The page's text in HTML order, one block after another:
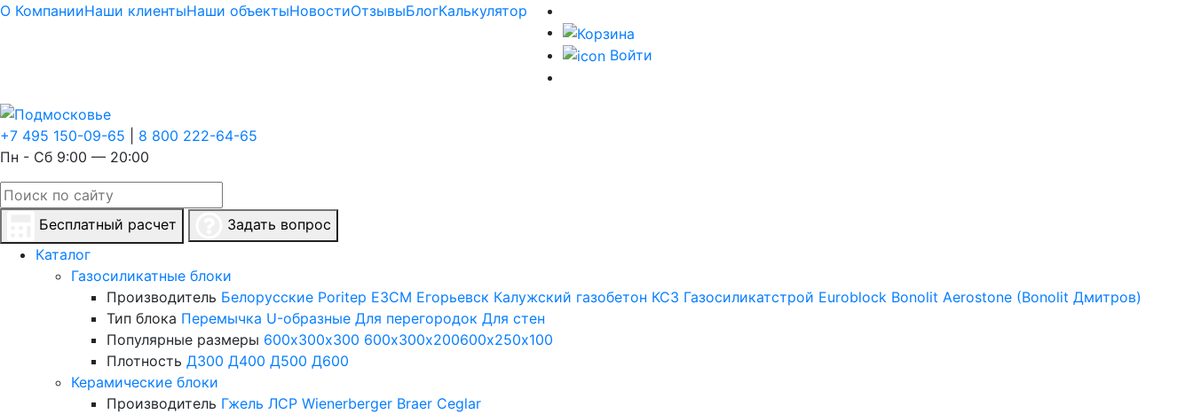
О КомпанииНаши клиентыНаши объектыНовостиОтзывыБлогКалькулятор
Войти
+7 495 150-09-65
8 800 222-64-65
Пн - Сб 9:00 — 20:00
Бесплатный расчет
Задать вопрос
Каталог
Газосиликатные блоки
Производитель Белорусские Poritep ЕЗСМ Егорьевск Калужский газобетон КСЗ Газосиликатстрой Euroblock Bonolit Aerostone (Bonolit Дмитров)
Тип блока Перемычка U-образные Для перегородок Для стен
Популярные размеры 600х300х300 600х300х200600х250х100
Плотность Д300 Д400 Д500 Д600
Керамические блоки
Производитель Гжель ЛСР Wienerberger Braer Ceglar